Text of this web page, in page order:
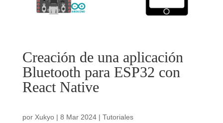
Creación de una aplicación
Bluetooth para ESP32 con
React Native
por Xukyo| 8 Mar 2024| Tutoriales